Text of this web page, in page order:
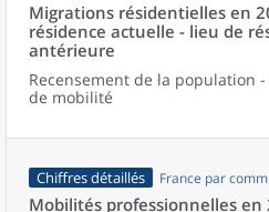
Migrations résidentielles en
résidence actuelle - lieu de
antérieure
Recensement de la population -
de mobilité
Chiffres détaillés France par
Mobilités professionnelles en